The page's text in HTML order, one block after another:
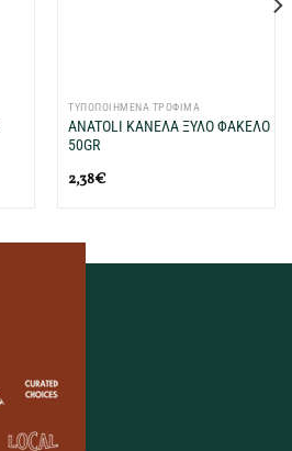
ΤΥΠΟΠΟΙΗΜΕΝΑ ΤΡΟΦΙΜΑ
ANATOLI ΚΑΝΕΛΑ ΞΥΛΟ ΦΑΚΕΛΟ
50GR
2,38€